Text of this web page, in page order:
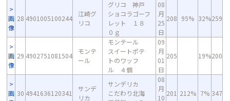
画
像
28 4901005100244
江崎グ
リコ
グリコ 神戸
ショコラゴーフ
レット １８
０ｇ
08
月
25
日
208 95% 32%259
画
像
29 4902751081504
モンテ
ール
モンテール
スイートポテ
トのワッフ
ル ４個
09
月
01
日
205 19%200
画 30 4941636120341
サンデ
リカ
サンデリカ
こだわり北海
08
月
10
201 212% 7% 347